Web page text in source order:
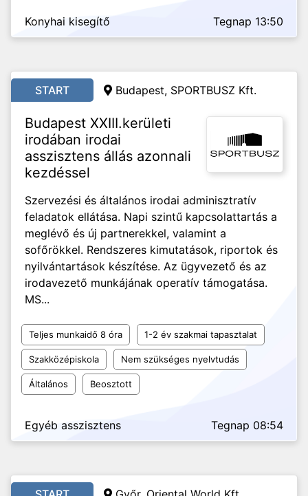
Konyhai kisegítő Tegnap 13:50
START Budapest, SPORTBUSZ Kft.
Budapest XXIII.kerületi
irodában irodai
asszisztens állás azonnali
kezdéssel
Szervezési és általános irodai adminisztratív
feladatok ellátása. Napi szintű kapcsolattartás a
meglévő és új partnerekkel, valamint a
sofőrökkel. Rendszeres kimutatások, riportok és
nyilvántartások készítése. Az ügyvezető és az
irodavezető munkájának operatív támogatása.
MS...
Teljes munkaidő 8 óra 1-2 év szakmai tapasztalat
Szakközépiskola Nem szükséges nyelvtudás
Általános Beosztott
Egyéb asszisztens Tegnap 08:54